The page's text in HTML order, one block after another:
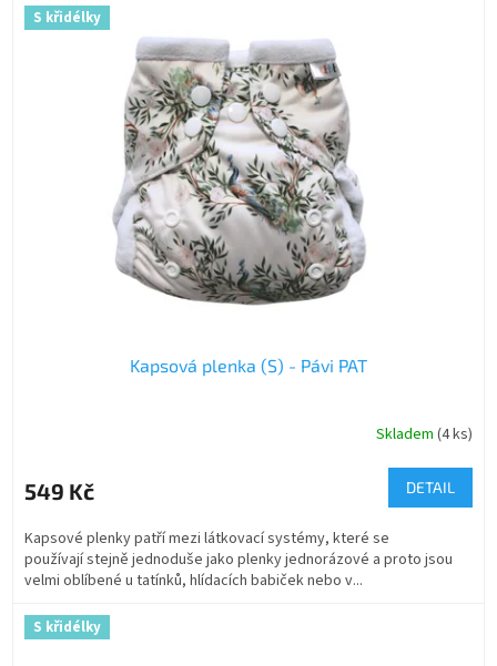
S křidélky
Kapsová plenka (S) - Pávi PAT
Skladem (4 ks)
549 Kč DETAIL
Kapsové plenky patří mezi látkovací systémy, které se
používají stejně jednoduše jako plenky jednorázové a proto jsou
velmi oblíbené u tatínků, hlídacích babiček nebo v...
S křidélky